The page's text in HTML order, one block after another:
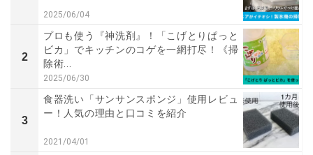
2025/06/04
2
プロも使う『神洗剤』！「こげとりぱっと
ビカ」でキッチンのコゲを一網打尽！《掃
除術...
2025/06/30
3
食器洗い「サンサンスポンジ」使用レビュ
ー！人気の理由と口コミを紹介
2021/04/01